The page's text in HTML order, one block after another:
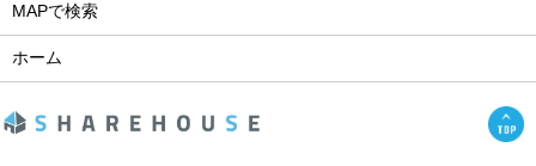
MAPで検索
ホーム